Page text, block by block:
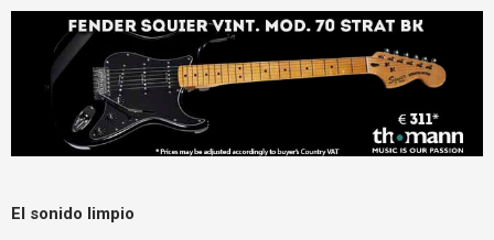
El sonido limpio